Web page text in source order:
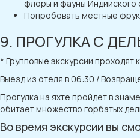
флоры и фауны Индийского
Попробовать местные
9. ПРОГУЛКА С
* Групповые экскурсии проходят
Выезд из отеля в 06:30 /
Прогулка на яхте пройдет в
обитает множество горбатых
Во время экскурсии вы